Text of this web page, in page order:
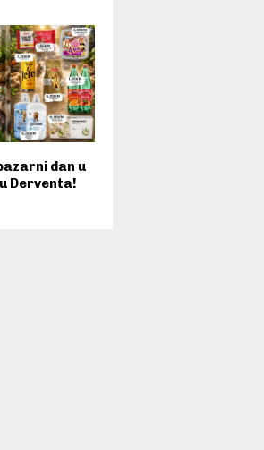
dan u
Derventa!